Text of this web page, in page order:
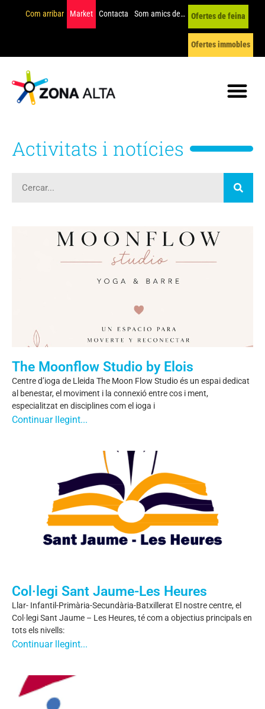
Com arribar Market Contacta Som amics de… Ofertes de feina
Ofertes immobles
Activitats i notícies
The Moonflow Studio by Elois
Centre d’ioga de Lleida The Moon Flow Studio és un espai dedicat
al benestar, el moviment i la connexió entre cos i ment,
especialitzat en disciplines com el ioga i
Continuar llegint...
Col·legi Sant Jaume-Les Heures
Llar- Infantil-Primària-Secundària-Batxillerat El nostre centre, el
Col·legi Sant Jaume – Les Heures, té com a objectius principals en
tots els nivells:
Continuar llegint...